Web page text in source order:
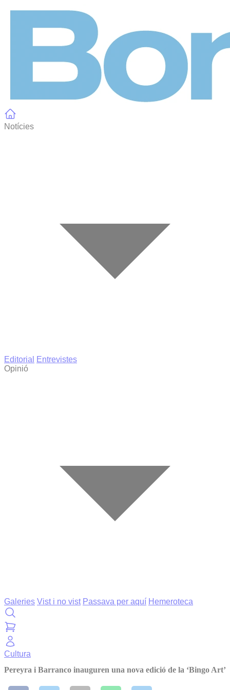
Notícies
Editorial
Entrevistes
Opinió
Galeries Vist i no vist Passava per aquí Hemeroteca
Cultura
Pereyra i Barranco inauguren una nova edició de la ‘Bingo Art’